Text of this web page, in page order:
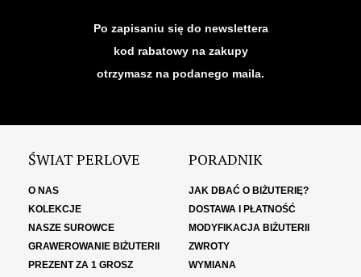
Po zapisaniu się do newslettera
kod rabatowy na zakupy
otrzymasz na podanego maila.
ŚWIAT PERLOVE
O NAS
KOLEKCJE
NASZE SUROWCE
GRAWEROWANIE BIŻUTERII
PREZENT ZA 1 GROSZ
PORADNIK
JAK DBAĆ O BIŻUTERIĘ?
DOSTAWA I PŁATNOŚĆ
MODYFIKACJA BIŻUTERII
ZWROTY
WYMIANA